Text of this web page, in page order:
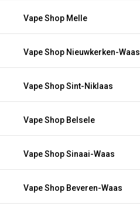
Vape Shop Melle
Vape Shop Nieuwkerken-Waas
Vape Shop Sint-Niklaas
Vape Shop Belsele
Vape Shop Sinaai-Waas
Vape Shop Beveren-Waas